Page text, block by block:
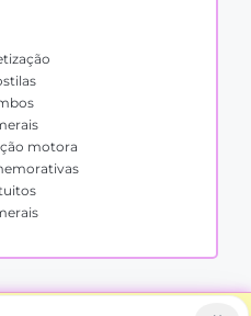
motora